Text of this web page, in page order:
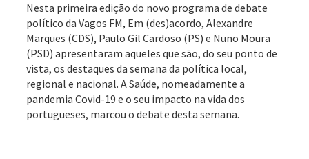
Nesta primeira edição do novo programa de debate
político da Vagos FM, Em (des)acordo, Alexandre
Marques (CDS), Paulo Gil Cardoso (PS) e Nuno Moura
(PSD) apresentaram aqueles que são, do seu ponto de
vista, os destaques da semana da política local,
regional e nacional. A Saúde, nomeadamente a
pandemia Covid-19 e o seu impacto na vida dos
portugueses, marcou o debate desta semana.